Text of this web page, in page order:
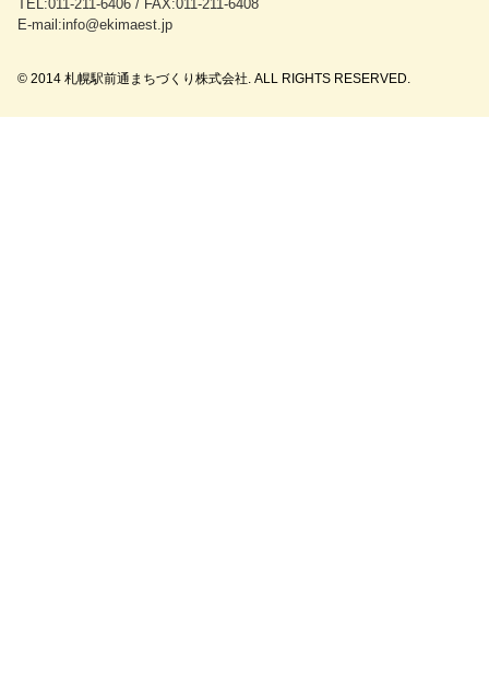
TEL:011-211-6406 / FAX:011-211-6408
E-mail:info@ekimaest.jp
© 2014 札幌駅前通まちづくり株式会社. ALL RIGHTS RESERVED.